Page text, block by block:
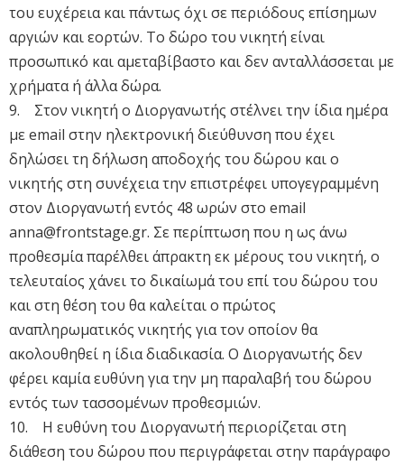
του ευχέρεια και πάντως όχι σε περιόδους επίσημων
αργιών και εορτών. Το δώρο του νικητή είναι
προσωπικό και αμεταβίβαστο και δεν ανταλλάσσεται με
χρήματα ή άλλα δώρα.
9. Στον νικητή ο Διοργανωτής στέλνει την ίδια ημέρα
με email στην ηλεκτρονική διεύθυνση που έχει
δηλώσει τη δήλωση αποδοχής του δώρου και o
νικητής στη συνέχεια την επιστρέφει υπογεγραμμένη
στον Διοργανωτή εντός 48 ωρών στο email
anna@frontstage.gr. Σε περίπτωση που η ως άνω
προθεσμία παρέλθει άπρακτη εκ μέρους του νικητή, ο
τελευταίος χάνει το δικαίωμά του επί του δώρου του
και στη θέση του θα καλείται ο πρώτος
αναπληρωματικός νικητής για τον οποίον θα
ακολουθηθεί η ίδια διαδικασία. Ο Διοργανωτής δεν
φέρει καμία ευθύνη για την μη παραλαβή του δώρου
εντός των τασσομένων προθεσμιών.
10. Η ευθύνη του Διοργανωτή περιορίζεται στη
διάθεση του δώρου που περιγράφεται στην παράγραφο